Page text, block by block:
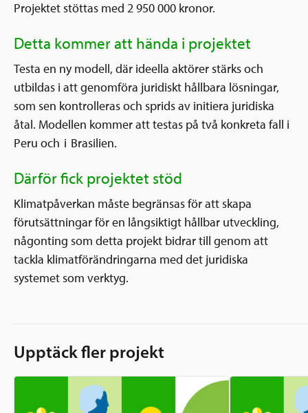
Projektet stöttas med 2 950 000 kronor.
Detta kommer att hända i projektet
Testa en ny modell, där ideella aktörer stärks och
utbildas i att genomföra juridiskt hållbara lösningar,
som sen kontrolleras och sprids av initiera juridiska
åtal. Modellen kommer att testas på två konkreta fall i
Peru och i Brasilien.
Därför fick projektet stöd
Klimatpåverkan måste begränsas för att skapa
förutsättningar för en långsiktigt hållbar utveckling,
någonting som detta projekt bidrar till genom att
tackla klimatförändringarna med det juridiska
systemet som verktyg.
Upptäck fler projekt